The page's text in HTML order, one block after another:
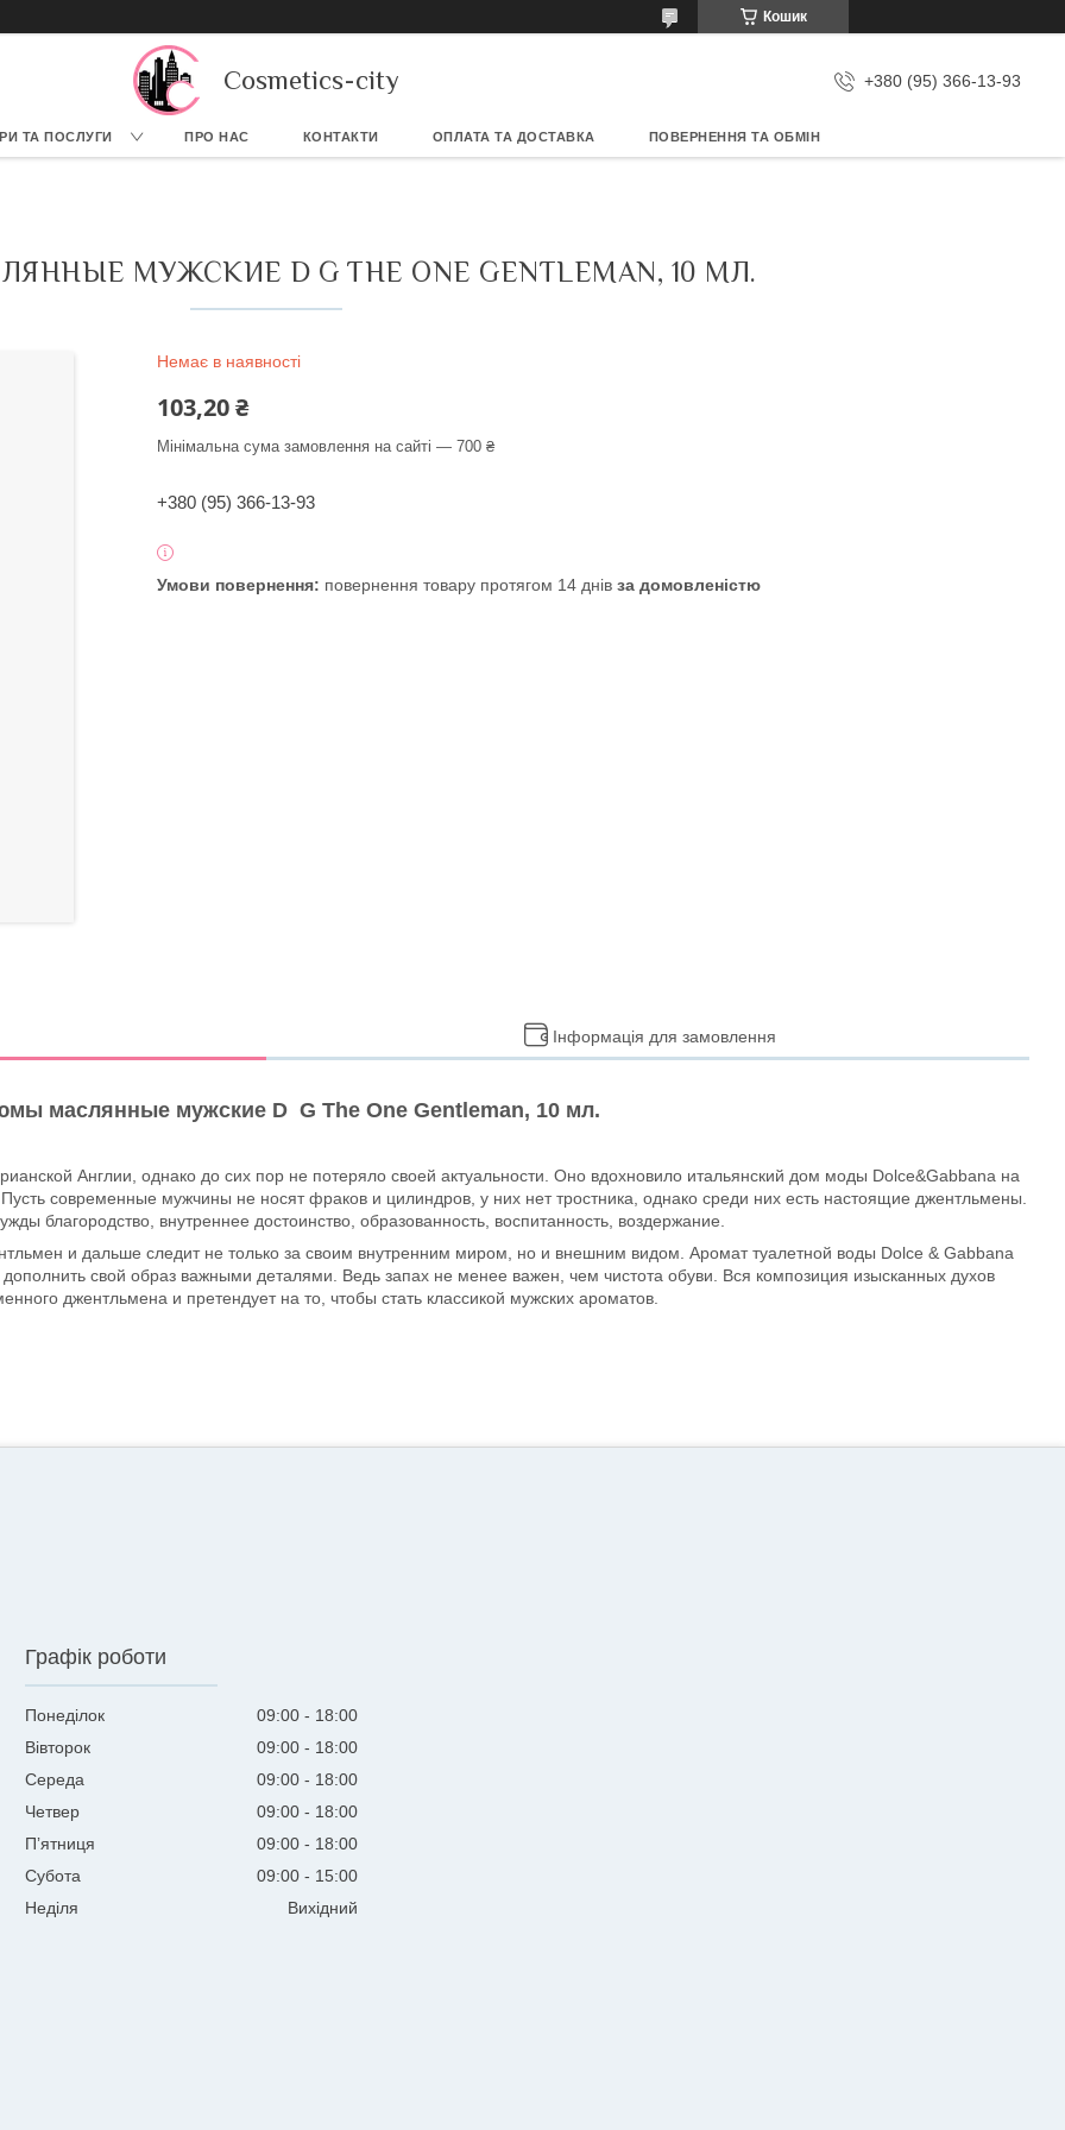
Кошик
Cosmetics-city +380 (95) 366-13-93
ТА ПОСЛУГИ ПРО НАС КОНТАКТИ ОПЛАТА ТА ДОСТАВКА ПОВЕРНЕННЯ ТА ОБМІН
МУЖСКИЕ D G THE ONE GENTLEMAN, 10 МЛ.
Немає в наявності
103,20 ₴
Мінімальна сума замовлення на сайті — 700 ₴
+380 (95) 366-13-93
повернення товару протягом 14 днів за домовленістю
Інформація для замовлення
маслянные мужские D G The One Gentleman, 10 мл.
Англии, однако до сих пор не потеряло своей актуальности. Оно вдохновило итальянский дом моды Dolce&Gabbana на
современные мужчины не носят фраков и цилиндров, у них нет тростника, однако среди них есть настоящие джентльмены.
благородство, внутреннее достоинство, образованность, воспитанность, воздержание.
и дальше следит не только за своим внутренним миром, но и внешним видом. Аромат туалетной воды Dolce & Gabbana
свой образ важными деталями. Ведь запах не менее важен, чем чистота обуви. Вся композиция изысканных духов
джентльмена и претендует на то, чтобы стать классикой мужских ароматов.
Графік роботи
Понеділок 09:00
18:00
Вівторок
09:00
18:00
Середа
09:00
18:00
Четвер
09:00
18:00
Пʼятниця
09:00
18:00
Субота
09:00
15:00
Неділя
Вихідний